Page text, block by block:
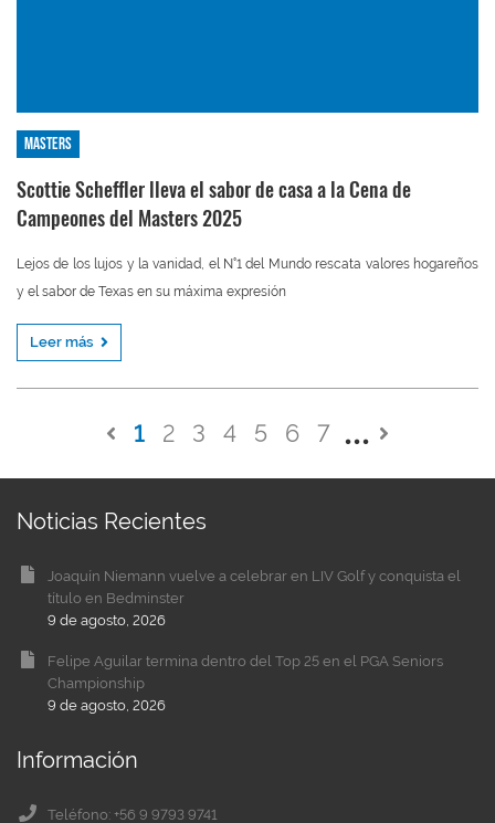
Masters
Scottie Scheffler lleva el sabor de casa a la Cena de
Campeones del Masters 2025
Lejos de los lujos y la vanidad, el N°1 del Mundo rescata valores hogareños
y el sabor de Texas en su máxima expresión
Leer más
1 2 3 4 5 6 7
Noticias Recientes
Joaquín Niemann vuelve a celebrar en LIV Golf y conquista el
título en Bedminster
9 de agosto, 2026
Felipe Aguilar termina dentro del Top 25 en el PGA Seniors
Championship
9 de agosto, 2026
Información
Teléfono: +56 9 9793 9741